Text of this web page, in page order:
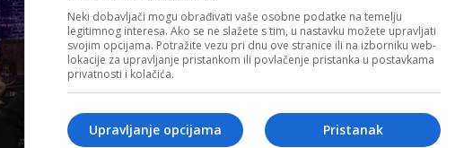
Neki dobavljači mogu obrađivati vaše osobne podatke na temelju
legitimnog interesa. Ako se ne slažete s tim, u nastavku možete upravljati
svojim opcijama. Potražite vezu pri dnu ove stranice ili na izborniku web-
lokacije za upravljanje pristankom ili povlačenje pristanka u postavkama
privatnosti i kolačića.
Pristanak
Upravljanje opcijama